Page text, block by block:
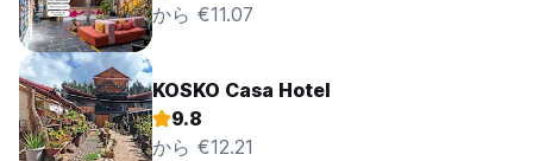
から €11.07
KOSKO Casa Hotel
9.8
から €12.21